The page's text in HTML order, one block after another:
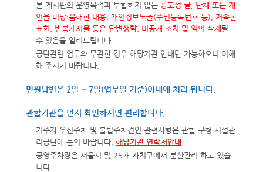
본 게시판의 운영목적과 부합하지 않는광고성 글, 단체 또는 개
인을 비방·음해한 내용, 개인정보노출(주민등록번호 등), 저속한
표현, 반복게시물 등은 답변생략, 비공개 조치 및 임의 삭제될
수 있음을 알려드립니다.
공단관련 업무와 무관한 경우 해당기관 안내만 가능하오니 이해
해 주시기 바랍니다.
민원답변은 2일 ~ 7일(업무일 기준)이내에 처리 됩니다.
관할기관을 먼저 확인하시면 편리합니다.
거주자 우선주차 및 불법주차견인 관련사항은 관할 구청 시설관
리공단에 문의 바랍니다.해당기관 연락처안내
공영주차장은 서울시 및 25개 자치구에서 분산관리 하고 있습
니다.